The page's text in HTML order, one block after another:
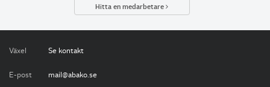
Hitta en medarbetare
Växel Se kontakt
E-post mail@abako.se